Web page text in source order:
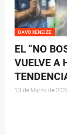
DAVO XENEIZE
EL “NO
VUELVE A
13 de Marzo de